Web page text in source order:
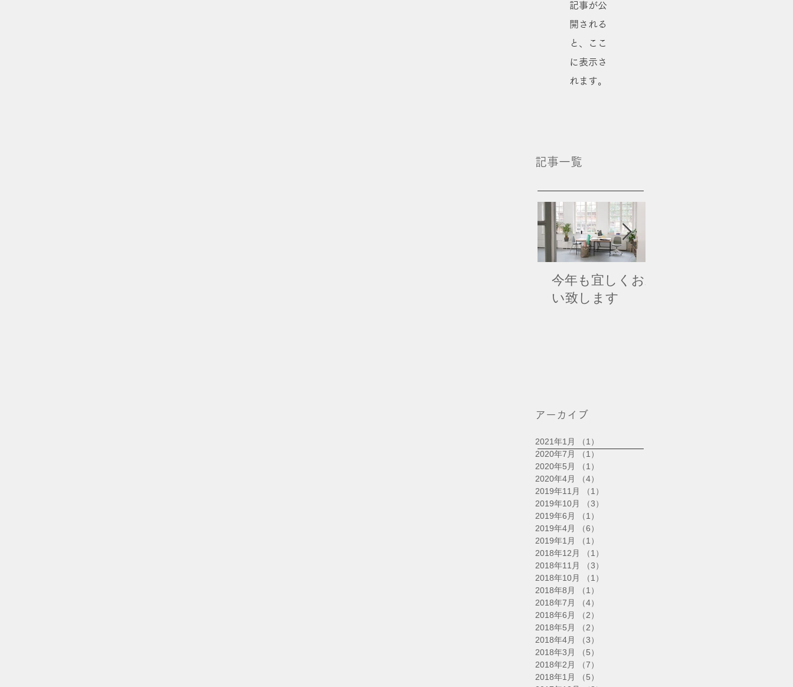
記事が公
開される
と、ここ
に表示さ
れます。
記事一覧
今年も宜しくお願
い致します
アーカイブ
2021年1月 （1）
2020年7月
（1）
2020年5月
（1）
2020年4月
（4）
2019年11月
（1）
2019年10月
（3）
2019年6月
（1）
2019年4月
（6）
2019年1月
（1）
2018年12月
（1）
2018年11月
（3）
2018年10月
（1）
2018年8月
（1）
2018年7月
（4）
2018年6月
（2）
2018年5月
（2）
2018年4月
（3）
2018年3月
（5）
2018年2月
（7）
2018年1月
（5）